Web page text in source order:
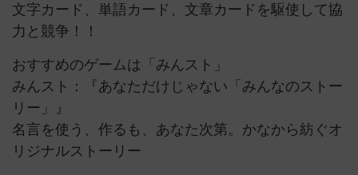
文字カード、単語カード、文章カードを駆使して協
力と競争！！
おすすめのゲームは「みんスト」
みんスト：『あなただけじゃない「みんなのストー
リー」』
名言を使う、作るも、あなた次第。かなから紡ぐオ
リジナルストーリー